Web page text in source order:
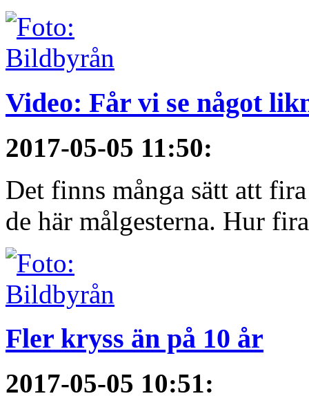
Video: Får vi se något
2017-05-05 11:50:
Det finns många sätt att
de här målgesterna. Hur
Fler kryss än på 10 år
2017-05-05 10:51: